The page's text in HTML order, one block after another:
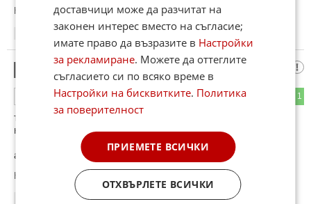
Коментиран от#4
бай чекмеджан
1
ОТГОВОР
тук сте по добре
намалиха ги с 15%
а по мое време лапахте на кяр при бг евтиния леф
Коментиран от#9
10.06.2026
доставчици може да разчитат на
законен интерес вместо на съгласие;
имате право да възразите в Настройки
за рекламиране. Можете да оттеглите
съгласието си по всяко време в
Настройки на бисквитките. Политика
за поверителност
ПРИЕМЕТЕ ВСИЧКИ
ОТХВЪРЛЕТЕ ВСИЧКИ